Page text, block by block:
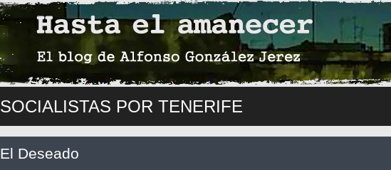
SOCIALISTAS POR TENERIFE
El Deseado